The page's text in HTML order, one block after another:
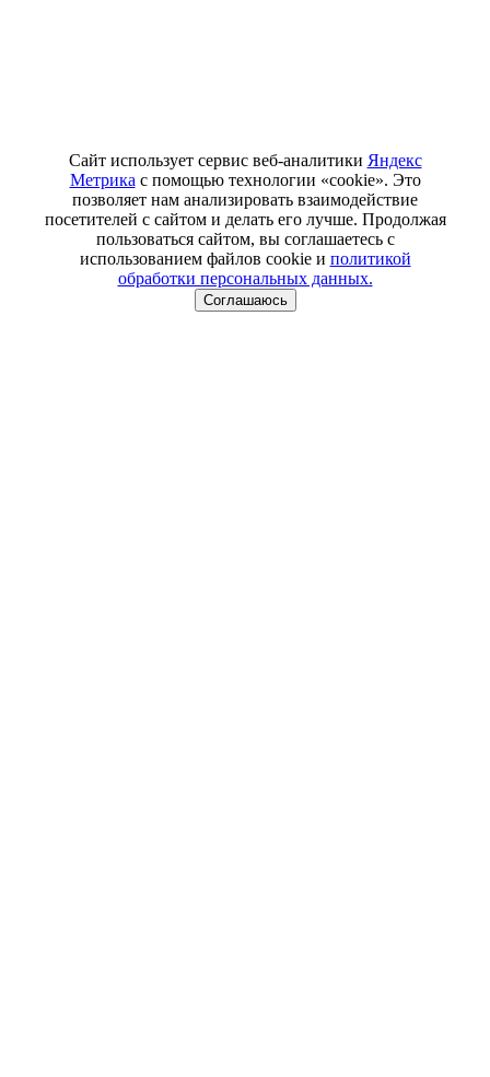
Сайт использует сервис веб-аналитики Яндекс
Метрика с помощью технологии «cookie». Это
позволяет нам анализировать взаимодействие
посетителей с сайтом и делать его лучше. Продолжая
пользоваться сайтом, вы соглашаетесь с
использованием файлов cookie и политикой
обработки персональных данных.
Соглашаюсь